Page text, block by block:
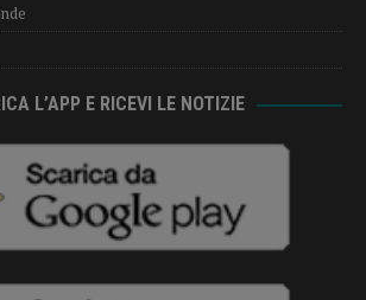
L’APP E RICEVI LE NOTIZIE